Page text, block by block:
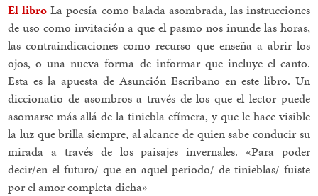
El libro La poesía como balada asombrada, las instrucciones
de uso como invitación a que el pasmo nos inunde las horas,
las contraindicaciones como recurso que enseña a abrir los
ojos, o una nueva forma de informar que incluye el canto.
Esta es la apuesta de Asunción Escribano en este libro. Un
diccionatio de asombros a través de los que el lector puede
asomarse más allá de la tiniebla efímera, y que le hace visible
la luz que brilla siempre, al alcance de quien sabe conducir su
mirada a través de los paisajes invernales. «Para poder
decir/en el futuro/ que en aquel periodo/ de tinieblas/ fuiste
por el amor completa dicha»